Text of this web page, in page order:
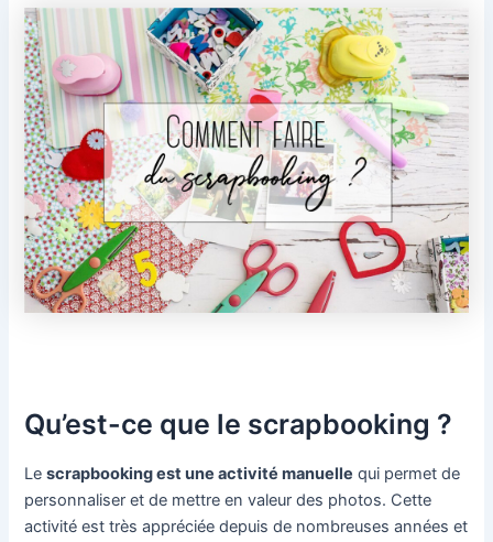
Qu’est-ce que le scrapbooking ?
Lescrapbooking est une activité manuelle qui permet de
personnaliser et de mettre en valeur des photos. Cette
activité est très appréciée depuis de nombreuses années et